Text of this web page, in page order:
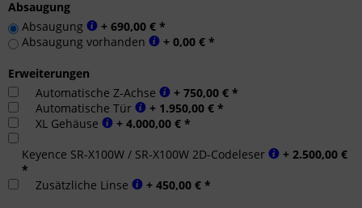
Absaugung
Absaugung
+ 690,00 € *
Absaugung vorhanden
+ 0,00 € *
Erweiterungen
Automatische Z-Achse
+ 750,00 € *
Automatische Tür
+ 1.950,00 € *
XL Gehäuse
+ 4.000,00 € *
Keyence SR-X100W / SR-X100W 2D-Codeleser
+ 2.500,00 €
*
Zusätzliche Linse
+ 450,00 € *